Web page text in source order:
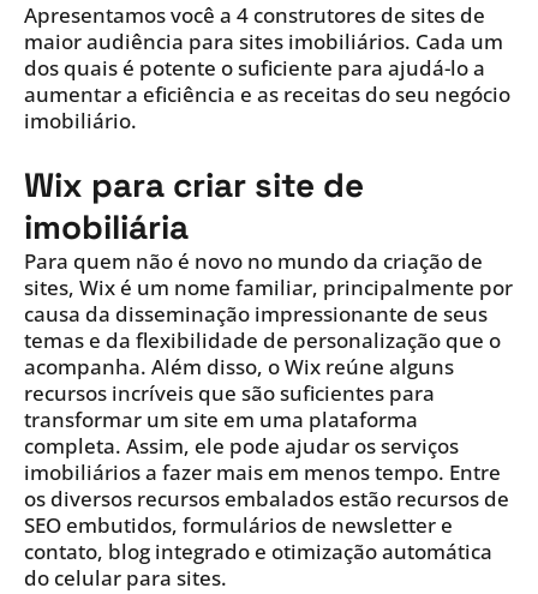
Apresentamos você a 4 construtores de sites de
maior audiência para sites imobiliários. Cada um
dos quais é potente o suficiente para ajudá-lo a
aumentar a eficiência e as receitas do seu negócio
imobiliário.
Wix para criar site de
imobiliária
Para quem não é novo no mundo da criação de
sites, Wix é um nome familiar, principalmente por
causa da disseminação impressionante de seus
temas e da flexibilidade de personalização que o
acompanha. Além disso, o Wix reúne alguns
recursos incríveis que são suficientes para
transformar um site em uma plataforma
completa. Assim, ele pode ajudar os serviços
imobiliários a fazer mais em menos tempo. Entre
os diversos recursos embalados estão recursos de
SEO embutidos, formulários de newsletter e
contato, blog integrado e otimização automática
do celular para sites.